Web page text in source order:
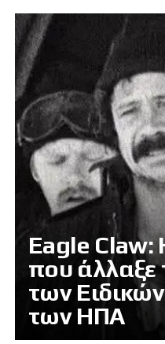
Eagle
που άλλαξε
των
των ΗΠΑ